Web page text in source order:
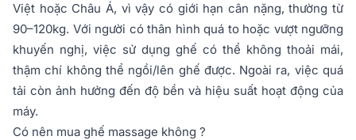
Việt hoặc Châu Á, vì vậy có giới hạn cân nặng, thường từ
90–120kg. Với người có thân hình quá to hoặc vượt ngưỡng
khuyến nghị, việc sử dụng ghế có thể không thoải mái,
thậm chí không thể ngồi/lên ghế được. Ngoài ra, việc quá
tải còn ảnh hưởng đến độ bền và hiệu suất hoạt động của
máy.
Có nên mua ghế massage không ?